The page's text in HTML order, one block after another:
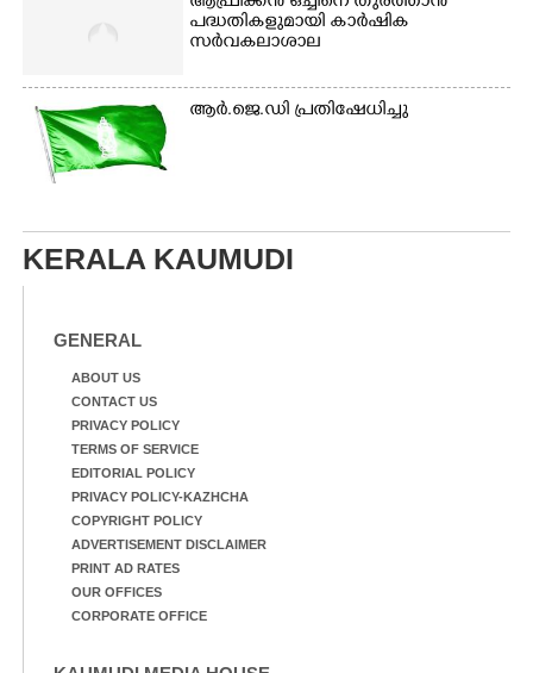
പദ്ധതികളുമായി കാർഷിക
സർവകലാശാല
ആർ.ജെ.ഡി പ്രതിഷേധിച്ചു
KERALA KAUMUDI
GENERAL
ABOUT US
CONTACT US
PRIVACY POLICY
TERMS OF SERVICE
EDITORIAL POLICY
PRIVACY POLICY-KAZHCHA
COPYRIGHT POLICY
ADVERTISEMENT DISCLAIMER
PRINT AD RATES
OUR OFFICES
CORPORATE OFFICE